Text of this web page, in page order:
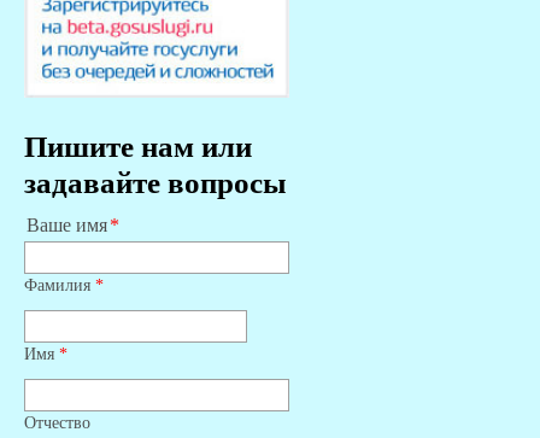
Пишите нам или
задавайте вопросы
Ваше имя
Фамилия *
Имя *
Отчество